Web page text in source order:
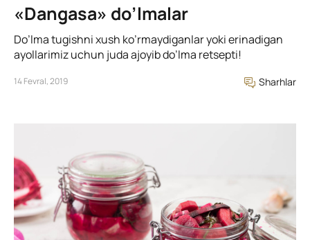
«Dangasa» do’lmalar
Do’lma tugishni xush ko’rmaydiganlar yoki erinadigan
ayollarimiz uchun juda ajoyib do’lma retsepti!
14 Fevral, 2019 Sharhlar